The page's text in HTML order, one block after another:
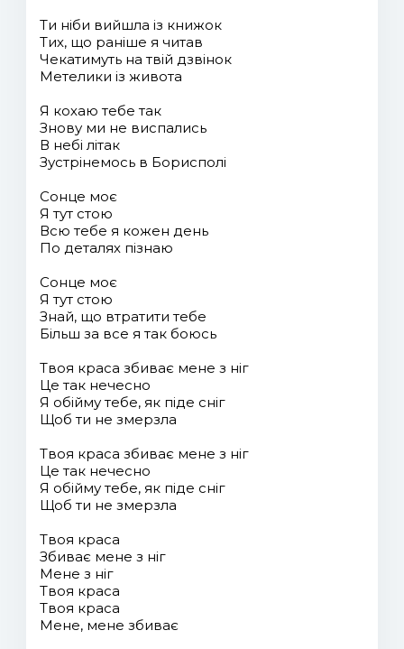
Ти ніби вийшла із книжок
Тих, що раніше я читав
Чекатимуть на твій дзвінок
Метелики із живота
Я кохаю тебе так
Знову ми не виспались
В небі літак
Зустрінемось в Борисполі
Сонце моє
Я тут стою
Всю тебе я кожен день
По деталях пізнаю
Сонце моє
Я тут стою
Знай, що втратити тебе
Більш за все я так боюсь
Твоя краса збиває мене з ніг
Це так нечесно
Я обійму тебе, як піде сніг
Щоб ти не змерзла
Твоя краса збиває мене з ніг
Це так нечесно
Я обійму тебе, як піде сніг
Щоб ти не змерзла
Твоя краса
Збиває мене з ніг
Мене з ніг
Твоя краса
Твоя краса
Мене, мене збиває